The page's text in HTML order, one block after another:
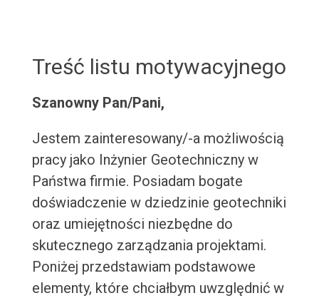
Treść listu motywacyjnego
Szanowny Pan/Pani,
Jestem zainteresowany/-a możliwością
pracy jako Inżynier Geotechniczny w
Państwa firmie. Posiadam bogate
doświadczenie w dziedzinie geotechniki
oraz umiejętności niezbędne do
skutecznego zarządzania projektami.
Poniżej przedstawiam podstawowe
elementy, które chciałbym uwzględnić w